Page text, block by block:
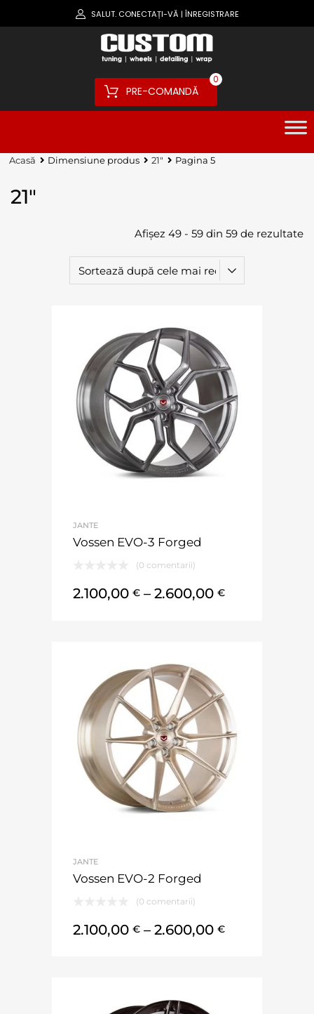
SALUT. CONECTAȚI-VĂ | ÎNREGISTRARE
PRE-COMANDĂ
0
Acasă Dimensiune produs 21" Pagina 5
21"
Afișez 49 - 59 din 59 de rezultate
JANTE
Vossen EVO-3 Forged
(0 comentarii)
2.100,00 € – 2.600,00 €
JANTE
Vossen EVO-2 Forged
(0 comentarii)
2.100,00 € – 2.600,00 €